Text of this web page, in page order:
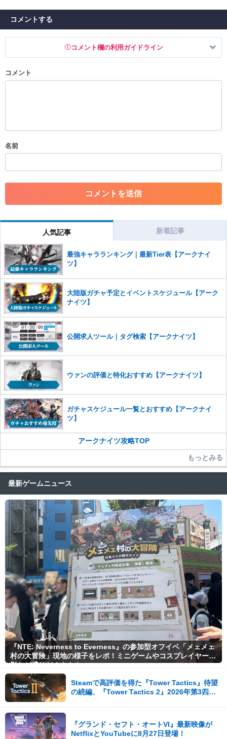
コメントする
コメント欄の利用ガイドライン
以下の書き込みを禁止とし、場合によってはコメント削除や書き込み制
・一度削除された投稿を再び投稿すること
・アカウントの売買など金銭が絡む内容の投稿
・各ゲームのネタバレを含む内容の投稿
・その他、管理者が不適切と判断した投稿
だけますでしょうか。
※投稿内容を確認後、順次対応さ
せていただきます。ご了承ください。
※一度削除したコメントは復元ができませんのでご注意くだ
さい。
また、過度な利用規約の違反や、弊社に損害の及ぶ内容の書き込みがあ
った場合は、法的措置をとらせていただく場合もございますので、あら
かじめご理解くださいませ。
コメント
名前
人気記事 新着記事
最強キャラランキング｜最新Tier表【アークナイ
ツ】
大陸版ガチャ予定とイベントスケジュール【アーク
ナイツ】
公開求人ツール｜タグ検索【アークナイツ】
ウァンの評価と特化おすすめ【アークナイツ】
ガチャスケジュール一覧とおすすめ【アークナイ
ツ】
アークナイツ攻略TOP
もっとみる
最新ゲームニュース
『NTE: Neverness to Everness』の参加型オフイベ「メェメェ
村の大冒険」現地の様子をレポ！ミニゲームやコスプレイヤー撮
影など盛りだくさん！
Steamで高評価を得た『Tower Tactics』待望
の続編、『Tower Tactics 2』2026年第3四半
『グランド・セフト・オートVI』最新映像が
NetflixとYouTubeに8月27日登場！